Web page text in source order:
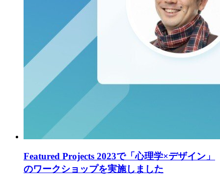
Featured Projects 2023で「心理学×デザイン」
のワークショップを実施しました